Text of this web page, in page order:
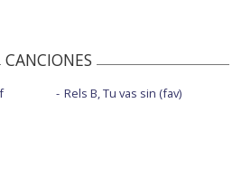
CANCIONES
Rels B, Tu vas sin (fav)